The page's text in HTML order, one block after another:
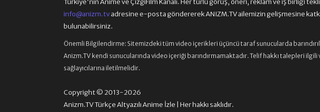
Türkiye'nin Anime ve ÇizgiFilm Kanalı. Her türlü görüş, öneri, reklam ve iş birliği
info@anizm.tvadresine e-posta göndererek ANIZM.TV ailemizin gelişmesine
bulunabilirsiniz.
Önemli Bilgilendirme:Sitemizdeki tüm video içerikleri üçüncü taraf sunucularda
Anizm.TV kendi sunucularında video içeriği barındırmamaktadır. Telif hakkı talepleri ilgili
sağlayıcılarına iletilmelidir.
Copyright © 2013-2026
Anizm.TV Türkçe Altyazılı Anime İzle | Her hakkı saklıdır.